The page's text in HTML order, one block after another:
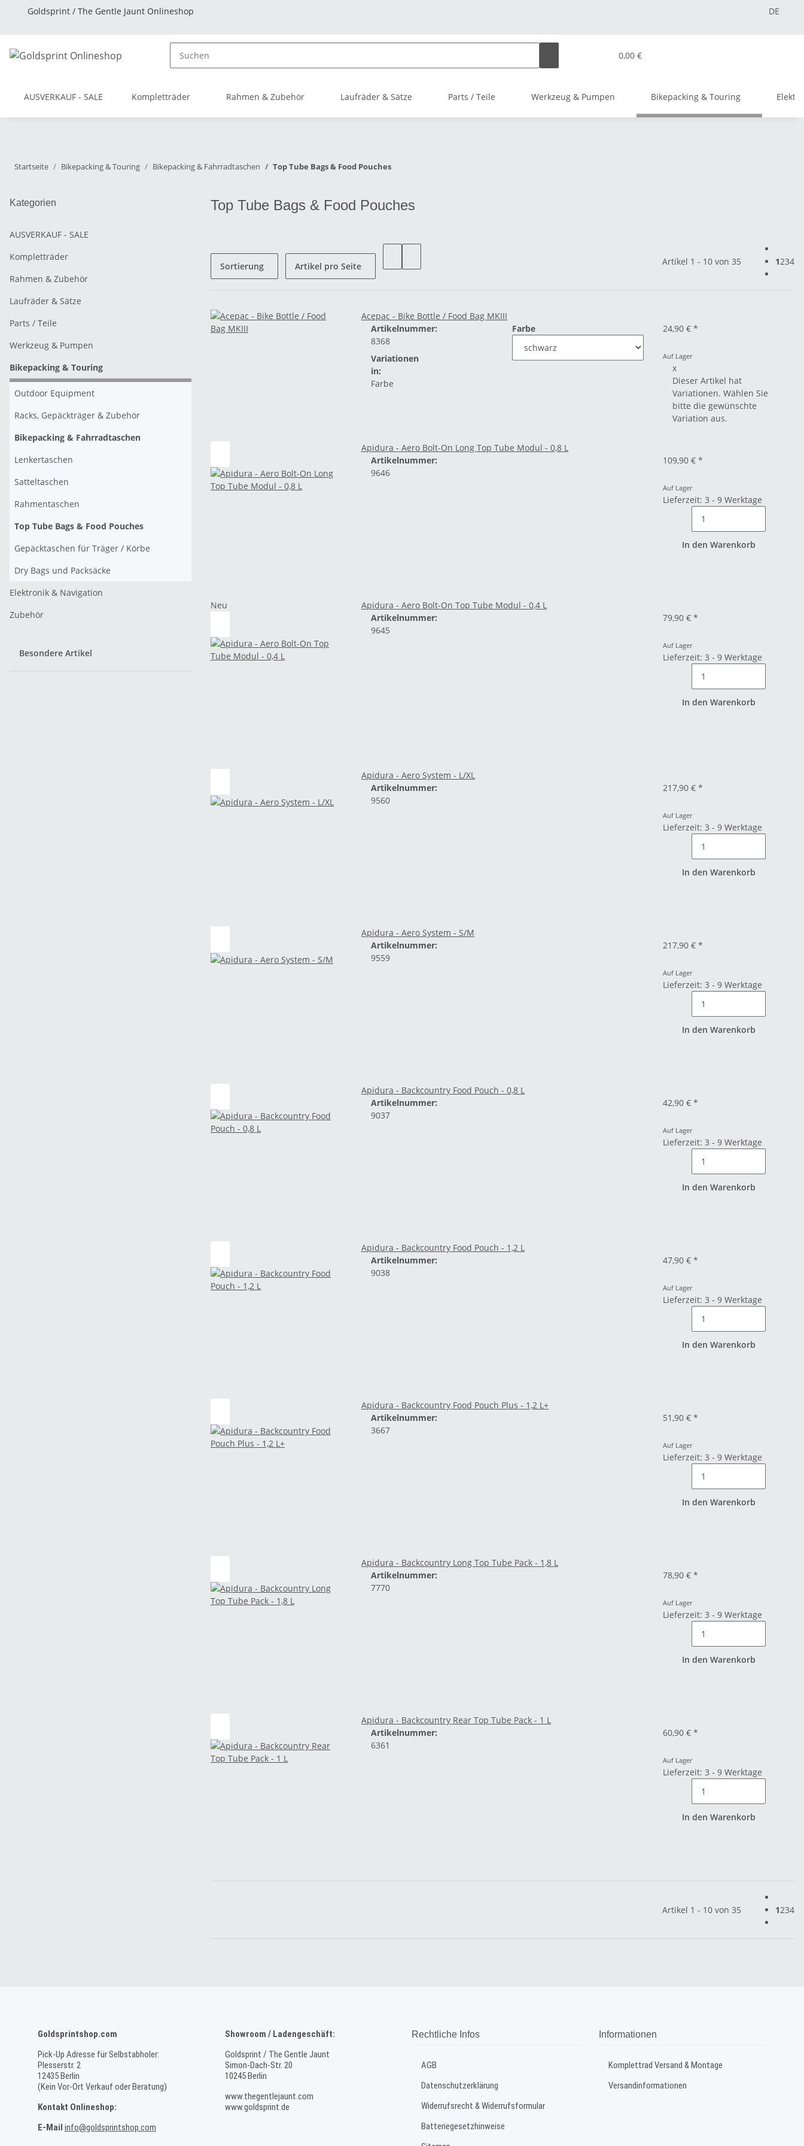
DE
Goldsprint / The Gentle Jaunt Onlineshop
0,00 €
AUSVERKAUF - SALE Kompletträder Rahmen & Zubehör Laufräder & Sätze Parts / Teile Werkzeug & Pumpen Bikepacking & Touring
Startseite Bikepacking & Touring Bikepacking & Fahrradtaschen Top Tube Bags & Food Pouches
Top Tube Bags & Food Pouches
Sortierung Artikel pro Seite Artikel 1 - 10 von 35 1234
Acepac - Bike Bottle / Food Bag MKIII
Artikelnummer:
8368
Variationen
in:
Farbe
Farbe 24,90 € *
Auf Lager
x
Dieser Artikel hat
Variationen. Wählen Sie
bitte die gewünschte
Variation aus.
Apidura - Aero Bolt-On Long Top Tube Modul - 0,8 L
Artikelnummer:
9646
109,90 € *
Auf Lager
Lieferzeit: 3 - 9 Werktage
In den Warenkorb
Neu
Apidura - Aero Bolt-On Top Tube Modul - 0,4 L
Artikelnummer:
9645
79,90 € *
Auf Lager
Lieferzeit: 3 - 9 Werktage
In den Warenkorb
Apidura - Aero System - L/XL
Artikelnummer:
9560
217,90 € *
Auf Lager
Lieferzeit: 3 - 9 Werktage
In den Warenkorb
Apidura - Aero System - S/M
Artikelnummer:
9559
217,90 € *
Auf Lager
Lieferzeit: 3 - 9 Werktage
In den Warenkorb
Apidura - Backcountry Food Pouch - 0,8 L
Artikelnummer:
9037
42,90 € *
Auf Lager
Lieferzeit: 3 - 9 Werktage
In den Warenkorb
Apidura - Backcountry Food Pouch - 1,2 L
Artikelnummer:
9038
47,90 € *
Auf Lager
Lieferzeit: 3 - 9 Werktage
In den Warenkorb
Apidura - Backcountry Food Pouch Plus - 1,2 L+
Artikelnummer:
3667
51,90 € *
Auf Lager
Lieferzeit: 3 - 9 Werktage
In den Warenkorb
Apidura - Backcountry Long Top Tube Pack - 1,8 L
Artikelnummer:
7770
78,90 € *
Auf Lager
Lieferzeit: 3 - 9 Werktage
In den Warenkorb
Apidura - Backcountry Rear Top Tube Pack - 1 L
Artikelnummer:
6361
60,90 € *
Auf Lager
Lieferzeit: 3 - 9 Werktage
In den Warenkorb
Artikel 1 - 10 von 35 1234
Kategorien
AUSVERKAUF - SALE
Kompletträder
Rahmen & Zubehör
Laufräder & Sätze
Parts / Teile
Werkzeug & Pumpen
Bikepacking & Touring
Outdoor Equipment
Racks, Gepäckträger & Zubehör
Bikepacking & Fahrradtaschen
Lenkertaschen
Satteltaschen
Rahmentaschen
Top Tube Bags & Food Pouches
Gepäcktaschen für Träger / Körbe
Dry Bags und Packsäcke
Elektronik & Navigation
Zubehör
Besondere Artikel
Goldsprintshop.com
Pick-Up Adresse für Selbstabholer:
Plesserstr. 2
12435 Berlin
(Kein Vor-Ort Verkauf oder Beratung)
Kontakt Onlineshop:
E-Mail info@goldsprintshop.com
Showroom / Ladengeschäft:
Goldsprint / The Gentle Jaunt
Simon-Dach-Str. 20
10245 Berlin
www.thegentlejaunt.com
www.goldsprint.de
Rechtliche Infos
AGB
Datenschutzerklärung
Widerrufsrecht & Widerrufsformular
Batteriegesetzhinweise
Informationen
Komplettrad Versand & Montage
Versandinformationen